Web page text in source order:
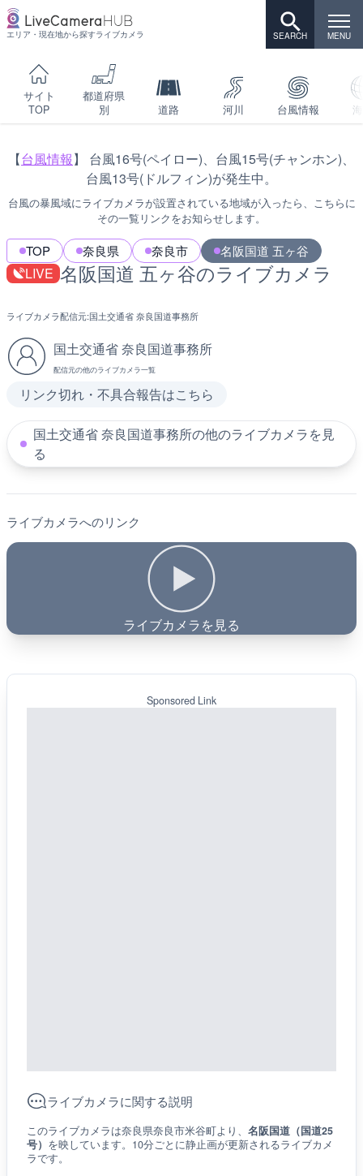
エリア・現在地から探すライブカメラ
サイト
TOP
都道府県
別
道路 河川 台風情報
【台風情報】 台風16号(ペイロー)、台風15号(チャンホン)、
台風13号(ドルフィン)が発生中。
台風の暴風域にライブカメラが設置されている地域が入ったら、こちらに
その一覧リンクをお知らせします。
TOP 奈良県 奈良市 名阪国道 五ヶ谷
LIVE 名阪国道 五ヶ谷のライブカメラ
ライブカメラ配信元:国土交通省 奈良国道事務所
国土交通省 奈良国道事務所
配信元の他のライブカメラ一覧
リンク切れ・不具合報告はこちら
国土交通省 奈良国道事務所の他のライブカメラを見
る
ライブカメラへのリンク
ライブカメラを見る
Sponsored Link
ライブカメラに関する説明
このライブカメラは奈良県奈良市米谷町より、 名阪国道（国道25
号） を映しています。10分ごとに静止画が更新されるライブカメ
ラです。